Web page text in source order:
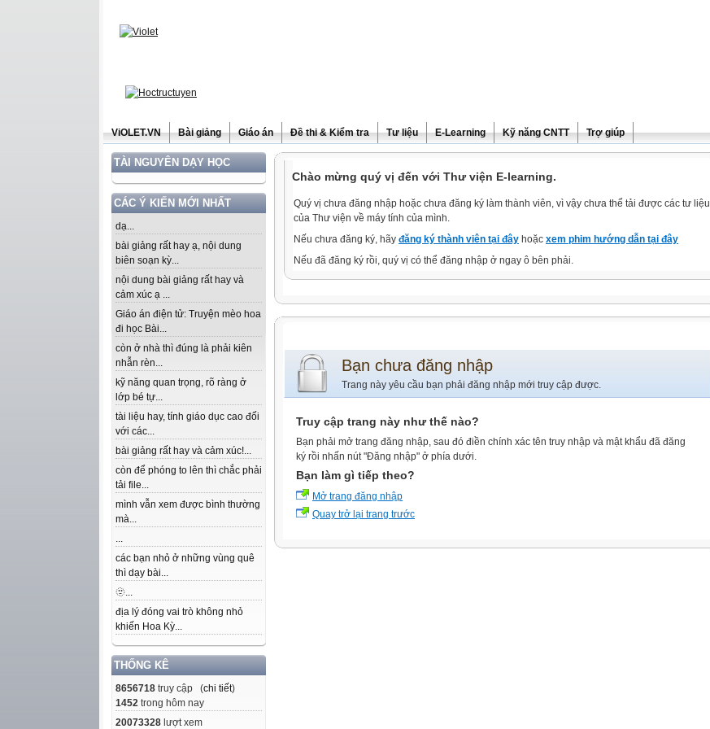
ViOLET.VN Bài giảng Giáo án Đề thi & Kiểm tra Tư liệu E-Learning Kỹ năng CNTT Trợ giúp
TÀI NGUYÊN DẠY HỌC
CÁC Ý KIẾN MỚI NHẤT
dạ...
bài giảng rất hay ạ, nội dung
biên soạn kỳ...
nội dung bài giảng rất hay và
cảm xúc ạ ...
Giáo án điện tử: Truyện mèo hoa
đi học Bài...
còn ở nhà thì đúng là phải kiên
nhẫn rèn...
kỹ năng quan trọng, rõ ràng ở
lớp bé tự...
tài liệu hay, tính giáo dục cao đối
với các...
bài giảng rất hay và cảm xúc!...
còn để phóng to lên thì chắc phải
tải file...
mình vẫn xem được bình thường
mà...
...
các bạn nhỏ ở những vùng quê
thì dạy bài...
🫥...
địa lý đóng vai trò không nhỏ
khiến Hoa Kỳ...
THỐNG KÊ
8656718 truy cập (chi tiết)
1452 trong hôm nay
20073328 lượt xem
Chào mừng quý vị đến với Thư viện E-learning.
Quý vị chưa đăng nhập hoặc chưa đăng ký làm thành viên, vì vậy chưa thể tải được các tư liệu
của Thư viện về máy tính của mình.
Nếu chưa đăng ký, hãy đăng ký thành viên tại đây hoặc xem phim hướng dẫn tại đây
Nếu đã đăng ký rồi, quý vị có thể đăng nhập ở ngay ô bên phải.
Bạn chưa đăng nhập
Trang này yêu cầu bạn phải đăng nhập mới truy cập được.
Truy cập trang này như thế nào?
Bạn phải mở trang đăng nhập, sau đó điền chính xác tên truy nhập và mật khẩu đã đăng
ký rồi nhấn nút "Đăng nhập" ở phía dưới.
Bạn làm gì tiếp theo?
Mở trang đăng nhập
Quay trở lại trang trước